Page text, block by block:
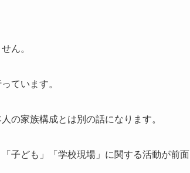
ん。
ています。
の家族構成とは別の話になります。
子ども」「学校現場」に関する活動が前面